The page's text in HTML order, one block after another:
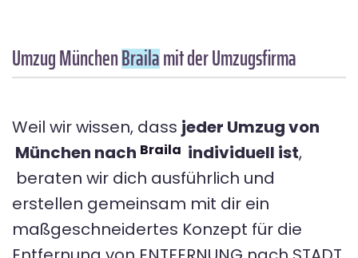
Umzug MünchenBrailamit der Umzugsfirma
Weil wir wissen, dass jeder Umzug von
München nach Braila individuell ist,
beraten wir dich ausführlich und
erstellen gemeinsam mit dir ein
maßgeschneidertes Konzept für die